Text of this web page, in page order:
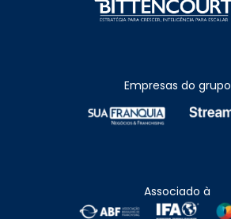
Empresas do grupo
Associado à